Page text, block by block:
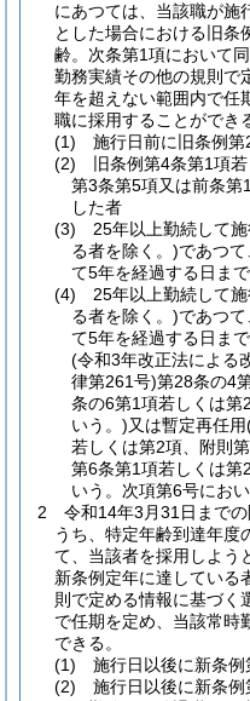
にあつては、当該職が施
とした場合における旧条
齢。次条第1項において
勤務実績その他の規則で
年を超えない範囲内で任
職に採用することができ
(1)
施行日前に旧条例
(2)
旧条例第4条第1項
第3条第5項又は前条第
した者
(3)
25年以上勤続して
る者を除く。)であつ
て5年を経過する日ま
(4)
25年以上勤続して
る者を除く。)であつ
て5年を経過する日ま
(令和3年改正法による
律第261号)第28条の4
条の6第1項若しくは第
いう。)又は暫定再任用
若しくは第2項、附則
第6条第1項若しくは第
いう。次項第6号にお
2
令和14年3月31日まで
うち、特定年齢到達年度
て、当該者を採用しよう
新条例定年に達している
則で定める情報に基づく
で任期を定め、当該常時
できる。
(1)
施行日以後に新条
(2)
施行日以後に新条